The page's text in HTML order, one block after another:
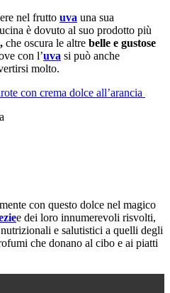
nel frutto uva una sua
è dovuto al suo prodotto più
che oscura le altre belle e gustose
con l’uva si può anche
molto.
con crema dolce all’arancia
con questo dolce nel magico
e dei loro innumerevoli risvolti,
e salutistici a quelli degli
che donano al cibo e ai piatti